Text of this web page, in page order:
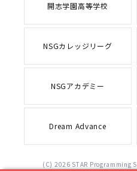
開志学園高等学校
NSGカレッジリーグ
NSGアカデミー
Dream Advance
(C) 2026 STAR Programming